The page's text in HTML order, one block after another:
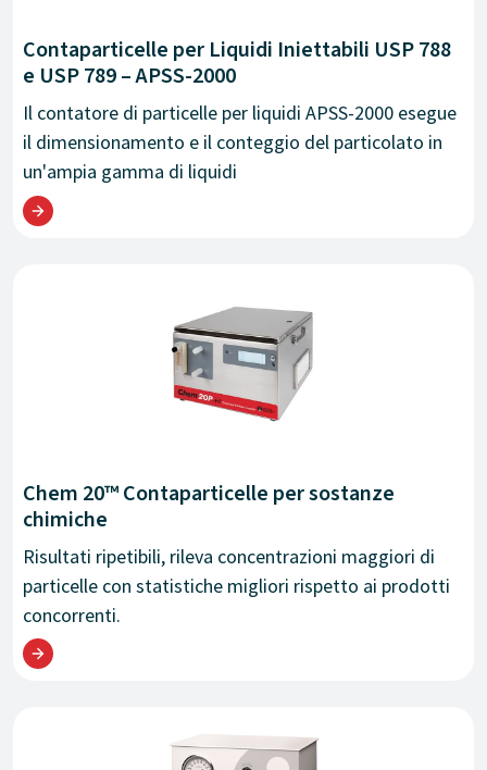
Contaparticelle per Liquidi Iniettabili USP 788
e USP 789 – APSS-2000
Il contatore di particelle per liquidi APSS-2000 esegue
il dimensionamento e il conteggio del particolato in
un'ampia gamma di liquidi
Chem 20™ Contaparticelle per sostanze
chimiche
Risultati ripetibili, rileva concentrazioni maggiori di
particelle con statistiche migliori rispetto ai prodotti
concorrenti.